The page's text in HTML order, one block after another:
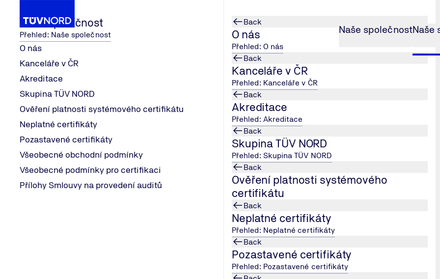
Naše společnostNaše
Naše společnost
Přehled: Naše společnost
O nás
Kanceláře v ČR
Akreditace
Skupina TÜV NORD
Ověření platnosti systémového certifikátu
Neplatné certifikáty
Pozastavené certifikáty
Všeobecné obchodní podmínky
Všeobecné podmínky pro certifikaci
Přílohy Smlouvy na provedení auditů
Back
O nás
Přehled: O nás
Back
Kanceláře v ČR
Přehled: Kanceláře v ČR
Back
Akreditace
Přehled: Akreditace
Back
Skupina TÜV NORD
Přehled: Skupina TÜV NORD
Back
Ověření platnosti systémového
certifikátu
Back
Neplatné certifikáty
Přehled: Neplatné certifikáty
Back
Pozastavené certifikáty
Přehled: Pozastavené certifikáty
Home
Indian Boiler Regulations
Indian Boiler Regulations
Indian Boiler Regulations – 1950
IBR – "Indian Boiler Regulations", je legislativní předpis Indie pro kotle a související zařízení. Předpis byl ustanoven 15.
stanovených zákonem, tzv. Indian Boiler Act 1923.
Výrobci a dodavatelé kotlů, jejich částí, materiálů a souvisejících zařízení, určených pro trh Indie, musí zajistit plnění
stanovuje požadavky pro konstrukci, materiály, výrobu, zkoušení a certifikaci. Žádné z výše uvedeného, tedy nemůže
relevantní požadavky dle IBR a není vystaven příslušný certifikát, tzv. IBR Form, potvrzený jmenovaným místem -
Rozsah služeb dle IBR 1950 zahrnuje zejména: